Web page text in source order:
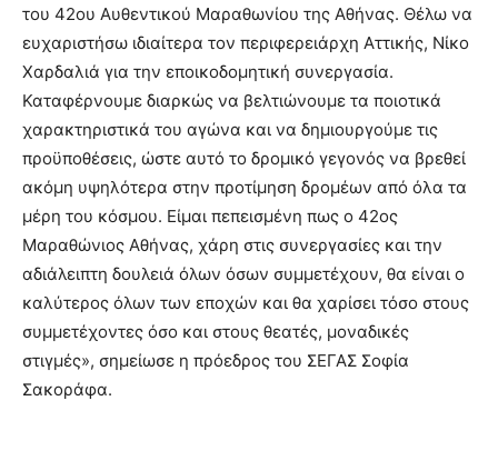
του 42ου Αυθεντικού Μαραθωνίου της Αθήνας. Θέλω να
ευχαριστήσω ιδιαίτερα τον περιφερειάρχη Αττικής, Νίκο
Χαρδαλιά για την εποικοδομητική συνεργασία.
Καταφέρνουμε διαρκώς να βελτιώνουμε τα ποιοτικά
χαρακτηριστικά του αγώνα και να δημιουργούμε τις
προϋποθέσεις, ώστε αυτό το δρομικό γεγονός να βρεθεί
ακόμη υψηλότερα στην προτίμηση δρομέων από όλα τα
μέρη του κόσμου. Είμαι πεπεισμένη πως ο 42ος
Μαραθώνιος Αθήνας, χάρη στις συνεργασίες και την
αδιάλειπτη δουλειά όλων όσων συμμετέχουν, θα είναι ο
καλύτερος όλων των εποχών και θα χαρίσει τόσο στους
συμμετέχοντες όσο και στους θεατές, μοναδικές
στιγμές», σημείωσε η πρόεδρος του ΣΕΓΑΣ Σοφία
Σακοράφα.